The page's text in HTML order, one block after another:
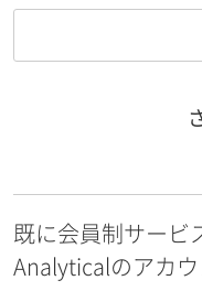
お名前フリガナ（名）
既に会員制サービ
Analyticalのアカ